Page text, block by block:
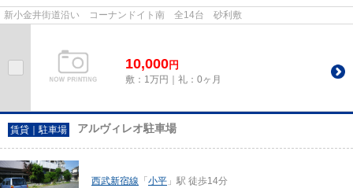
新小金井街道沿い コーナンドイト南 全14台 砂利敷
10,000円
敷：1万円｜礼：0ヶ月
賃貸｜駐車場 アルヴィレオ駐車場
西武新宿線 「 小平 」駅 徒歩14分